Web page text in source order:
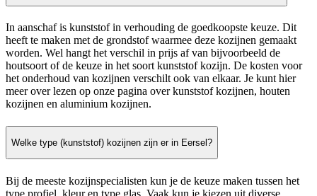
In aanschaf is kunststof in verhouding de goedkoopste keuze. Dit
heeft te maken met de grondstof waarmee deze kozijnen gemaakt
worden. Wel hangt het verschil in prijs af van bijvoorbeeld de
houtsoort of de keuze in het soort kunststof kozijn. De kosten voor
het onderhoud van kozijnen verschilt ook van elkaar. Je kunt hier
meer over lezen op onze pagina over kunststof kozijnen, houten
kozijnen en aluminium kozijnen.
Welke type (kunststof) kozijnen zijn er in Eersel?
Bij de meeste kozijnspecialisten kun je de keuze maken tussen het
type profiel, kleur en type glas. Vaak kun je kiezen uit diverse